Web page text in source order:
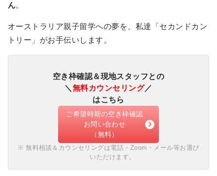
ん。
オーストラリア親子留学への夢を、私達「セカンドカン
トリー」がお手伝いします。
空き枠確認＆現地スタッフとの
＼ 無料カウンセリング／
はこちら
ご希望時期の空き枠確認
お問い合わせ
（無料）
無料相談＆カウンセリングは電話・Zoom・メール等お選び
いただけます。